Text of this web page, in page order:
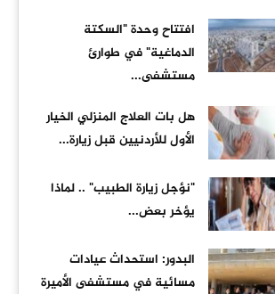
افتتاح وحدة "السكتة
الدماغية" في طوارئ
مستشفى...
هل بات العلاج المنزلي الخيار
الأول للأردنيين قبل زيارة...
"نؤجل زيارة الطبيب" .. لماذا
يؤخر بعض...
البدور: استحداث عيادات
مسائية في مستشفى الأميرة